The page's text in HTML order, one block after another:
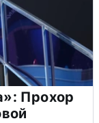
Прохор